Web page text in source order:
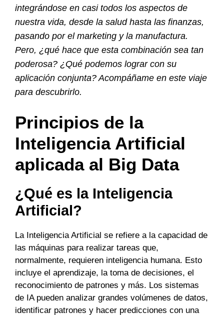
integrándose en casi todos los aspectos de
nuestra vida, desde la salud hasta las finanzas,
pasando por el marketing y la manufactura.
Pero, ¿qué hace que esta combinación sea tan
poderosa? ¿Qué podemos lograr con su
aplicación conjunta? Acompáñame en este viaje
para descubrirlo.
Principios de la
Inteligencia Artificial
aplicada al Big Data
¿Qué es la Inteligencia
Artificial?
La Inteligencia Artificial se refiere a la capacidad de
las máquinas para realizar tareas que,
normalmente, requieren inteligencia humana. Esto
incluye el aprendizaje, la toma de decisiones, el
reconocimiento de patrones y más. Los sistemas
de IA pueden analizar grandes volúmenes de datos,
identificar patrones y hacer predicciones con una